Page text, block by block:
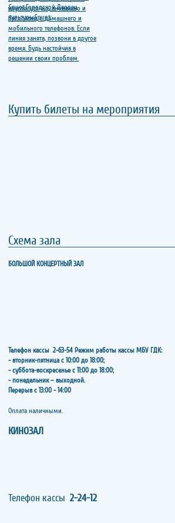
Купить билеты на мероприятия
Схема зала
БОЛЬШОЙ КОНЦЕРТНЫЙ ЗАЛ
Телефон кассы 2-63-54 Режим работы кассы МБУ ГДК:
- вторник-пятница с 10:00 до 18:00;
- суббота-воскресенье с 11:00 до 18:00;
- понедельник – выходной.
Перерыв с 13:00 - 14:00
​​​​​​​Оплата наличными.
КИНОЗАЛ
Телефон кассы 2-24-12